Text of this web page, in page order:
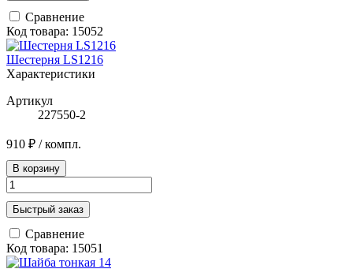
Сравнение
Код товара: 15052
Шестерня LS1216
Характеристики
Артикул
227550-2
910 ₽ / компл.
В корзину
Быстрый заказ
Сравнение
Код товара: 15051